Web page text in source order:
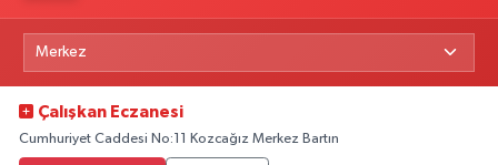
Çalışkan Eczanesi
Cumhuriyet Caddesi No:11 Kozcağız Merkez Bartın